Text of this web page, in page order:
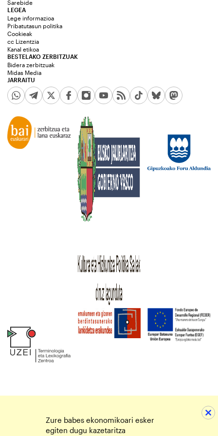
Sarebide
JARRAITU
LEGEA
Lege informazioa
Pribatutasun politika
Cookieak
cc Lizentzia
Kanal etikoa
BESTELAKO ZERBITZUAK
Bidera zerbitzuak
Midas Media
Zure babes ekonomikoari esker
egiten dugu kazetaritza